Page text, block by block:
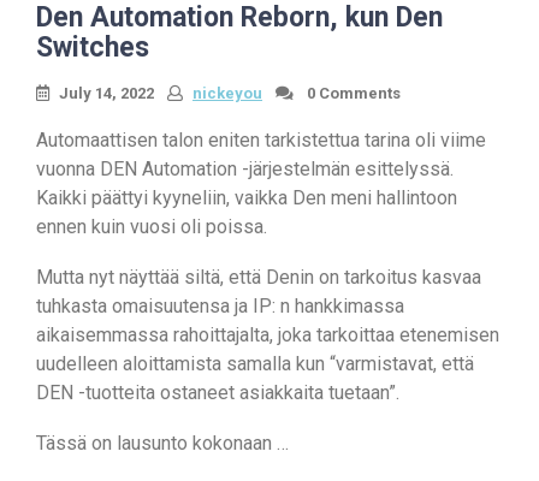
Den Automation Reborn, kun Den
Switches
July 14, 2022 nickeyou 0 Comments
Automaattisen talon eniten tarkistettua tarina oli viime
vuonna DEN Automation -järjestelmän esittelyssä.
Kaikki päättyi kyyneliin, vaikka Den meni hallintoon
ennen kuin vuosi oli poissa.
Mutta nyt näyttää siltä, ​​että Denin on tarkoitus kasvaa
tuhkasta omaisuutensa ja IP: n hankkimassa
aikaisemmassa rahoittajalta, joka tarkoittaa etenemisen
uudelleen aloittamista samalla kun “varmistavat, että
DEN -tuotteita ostaneet asiakkaita tuetaan”.
Tässä on lausunto kokonaan …